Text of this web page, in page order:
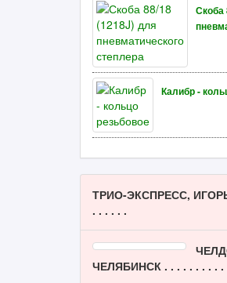
Скоба
Калибр -
ТРИО-ЭКСПРЕСС,
. . . . . .
ЧЕЛЯБИНСК . . . . . . . . . .